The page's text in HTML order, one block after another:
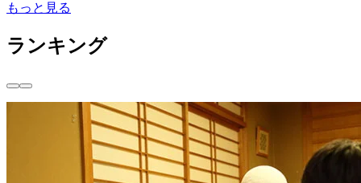
もっと見る
ランキング